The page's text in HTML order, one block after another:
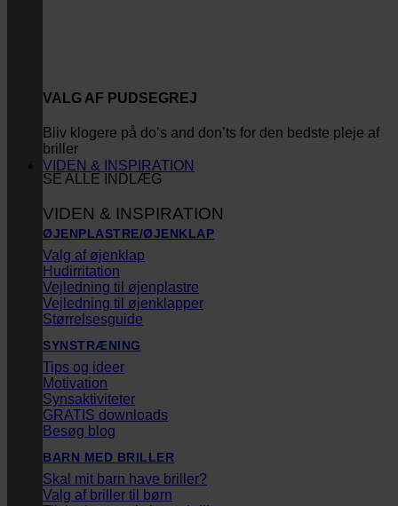
VALG AF PUDSEGREJ
Bliv klogere på do’s and don’ts for den bedste pleje af
briller
SE ALLE INDLÆG
VIDEN & INSPIRATION
VIDEN & INSPIRATION
ØJENPLASTRE/ØJENKLAP
Valg af øjenklap
Hudirritation
Vejledning til øjenplastre
Vejledning til øjenklapper
Størrelsesguide
SYNSTRÆNING
Tips og ideer
Motivation
Synsaktiviteter
GRATIS downloads
Besøg blog
BARN MED BRILLER
Skal mit barn have briller?
Valg af briller til børn